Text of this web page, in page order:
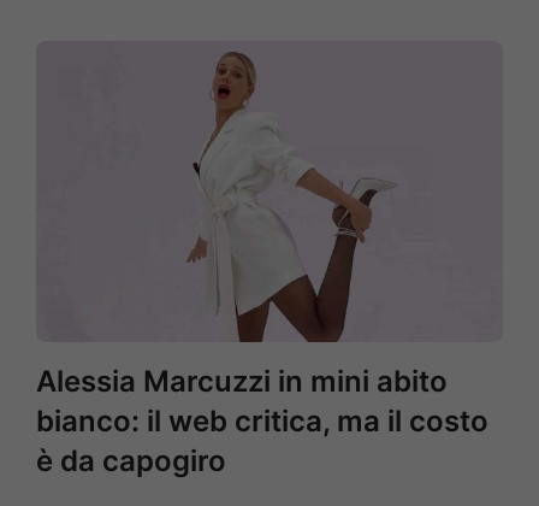
Alessia Marcuzzi in mini abito
bianco: il web critica, ma il costo
è da capogiro